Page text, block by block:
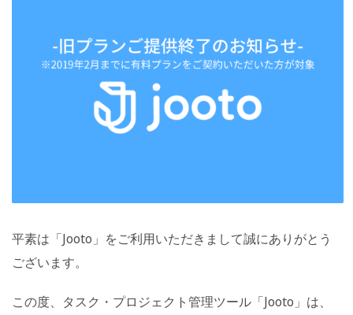
平素は「Jooto」をご利用いただきまして誠にありがとう
ございます。
この度、タスク・プロジェクト管理ツール「Jooto」は、